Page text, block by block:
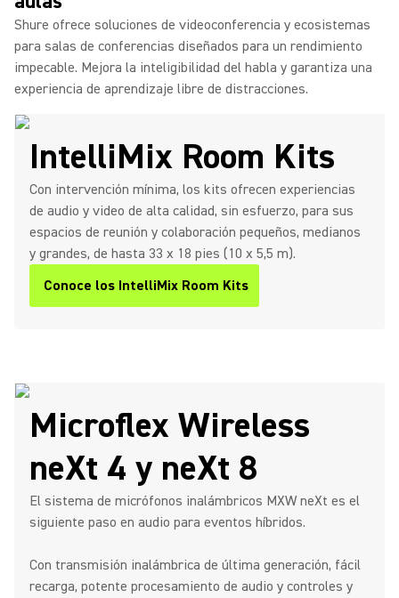
Shure ofrece soluciones de videoconferencia y ecosistemas
para salas de conferencias diseñados para un rendimiento
impecable. Mejora la inteligibilidad del habla y garantiza una
experiencia de aprendizaje libre de distracciones.
IntelliMix Room Kits
Con intervención mínima, los kits ofrecen experiencias
de audio y video de alta calidad, sin esfuerzo, para sus
espacios de reunión y colaboración pequeños, medianos
y grandes, de hasta 33 x 18 pies (10 x 5,5 m).
Conoce los IntelliMix Room Kits
Microflex Wireless
neXt 4 y neXt 8
El sistema de micrófonos inalámbricos MXW neXt es el
siguiente paso en audio para eventos híbridos.
Con transmisión inalámbrica de última generación, fácil
recarga, potente procesamiento de audio y controles y